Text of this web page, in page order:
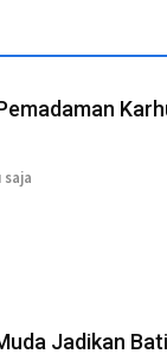
saja
Jadikan